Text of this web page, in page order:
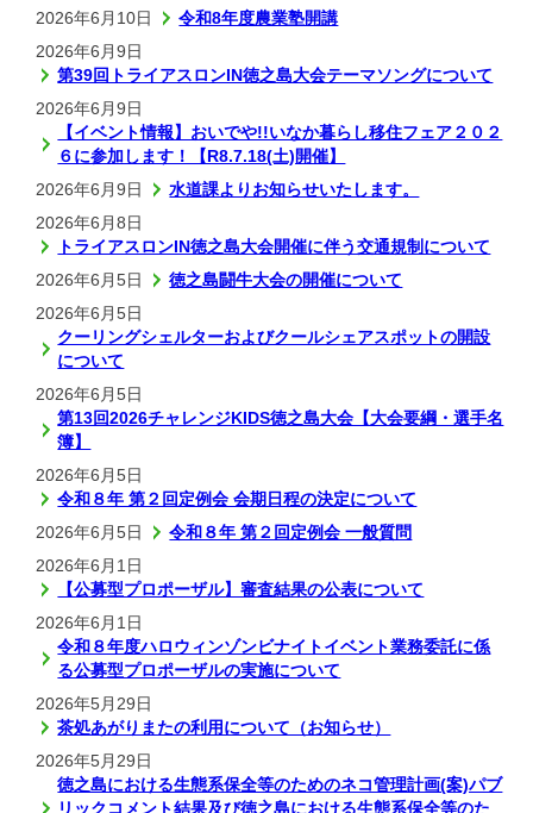
2026年6月10日
令和8年度農業塾開講
2026年6月9日
第39回トライアスロンIN徳之島大会テーマソングについて
2026年6月9日
【イベント情報】おいでや!!いなか暮らし移住フェア２０２
６に参加します！【R8.7.18(土)開催】
2026年6月9日
水道課よりお知らせいたします。
2026年6月8日
トライアスロンIN徳之島大会開催に伴う交通規制について
2026年6月5日
徳之島闘牛大会の開催について
2026年6月5日
クーリングシェルターおよびクールシェアスポットの開設
について
2026年6月5日
第13回2026チャレンジKIDS徳之島大会【大会要綱・選手名
簿】
2026年6月5日
令和８年 第２回定例会 会期日程の決定について
2026年6月5日
令和８年 第２回定例会 一般質問
2026年6月1日
【公募型プロポーザル】審査結果の公表について
2026年6月1日
令和８年度ハロウィンゾンビナイトイベント業務委託に係
る公募型プロポーザルの実施について
2026年5月29日
茶処あがりまたの利用について（お知らせ）
2026年5月29日
徳之島における生態系保全等のためのネコ管理計画(案)パブ
リックコメント結果及び徳之島における生態系保全等のた